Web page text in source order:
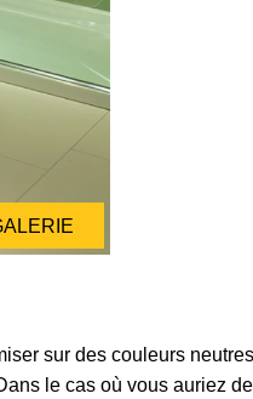
sur des couleurs
le cas où vous auriez